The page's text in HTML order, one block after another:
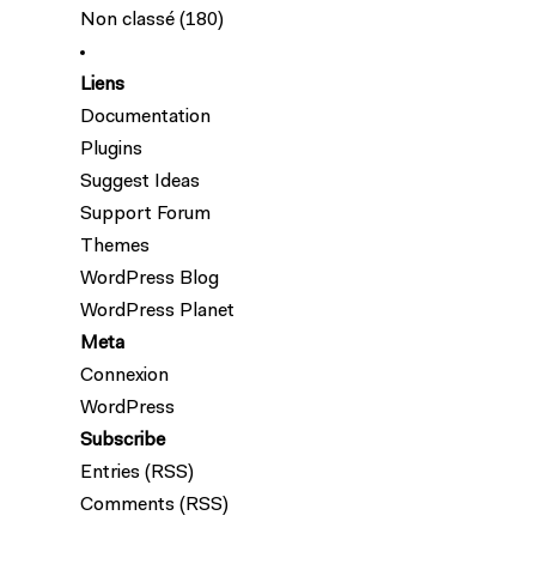
Non classé (180)
Liens
Documentation
Plugins
Suggest Ideas
Support Forum
Themes
WordPress Blog
WordPress Planet
Meta
Connexion
WordPress
Subscribe
Entries (RSS)
Comments (RSS)